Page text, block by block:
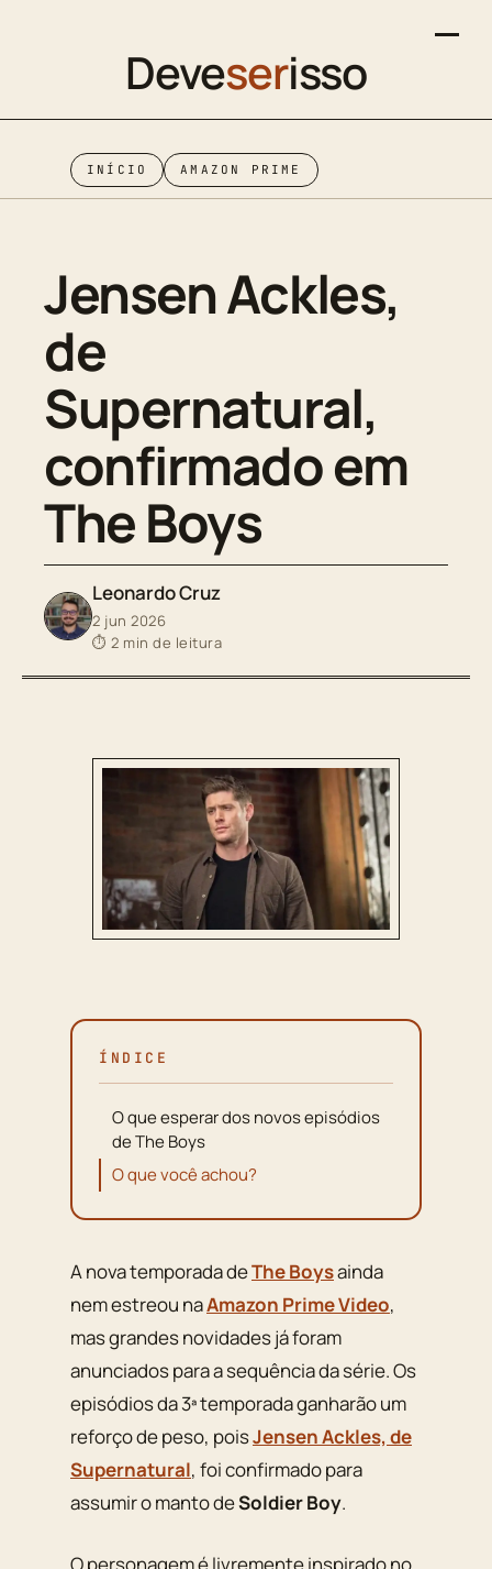
Deveserisso
INÍCIO AMAZON PRIME
Jensen Ackles,
de
Supernatural,
confirmado em
The Boys
Leonardo Cruz
2 jun 2026
⏱ 2 min de leitura
ÍNDICE
O que esperar dos novos episódios
de The Boys
O que você achou?
A nova temporada deThe Boysainda
nem estreou naAmazon Prime Video,
mas grandes novidades já foram
anunciados para a sequência da série. Os
episódios da 3ª temporada ganharão um
reforço de peso, poisJensen Ackles, de
Supernatural, foi confirmado para
assumir o manto deSoldier Boy.
O personagem é livremente inspirado no